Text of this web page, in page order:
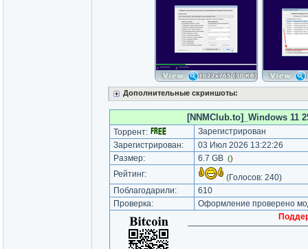
Дополнительные скриншоты:
[NNMClub.to]_Windows 11
Торрент:
Зарегистрирован
Зарегистрирован:
03 Июл 2026 13:22:26
Размер:
6.7 GB ()
Рейтинг: (Голосов: 240)
Поблагодарили:
610
Проверка:
Оформление проверено